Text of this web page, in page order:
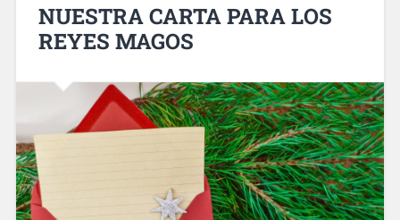
NUESTRA CARTA PARA LOS
REYES MAGOS